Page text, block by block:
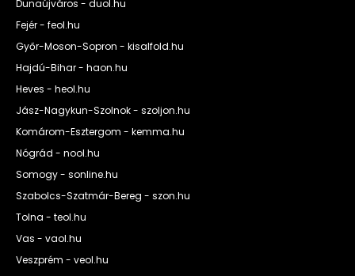
Dunaújváros - duol.hu
Fejér - feol.hu
Győr-Moson-Sopron - kisalfold.hu
Hajdú-Bihar - haon.hu
Heves - heol.hu
Jász-Nagykun-Szolnok - szoljon.hu
Komárom-Esztergom - kemma.hu
Nógrád - nool.hu
Somogy - sonline.hu
Szabolcs-Szatmár-Bereg - szon.hu
Tolna - teol.hu
Vas - vaol.hu
Veszprém - veol.hu